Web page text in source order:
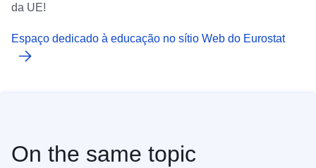
da UE!
Espaço dedicado à educação no sítio Web do Eurostat
On the same topic